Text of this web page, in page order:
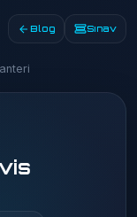
Blog Sınav